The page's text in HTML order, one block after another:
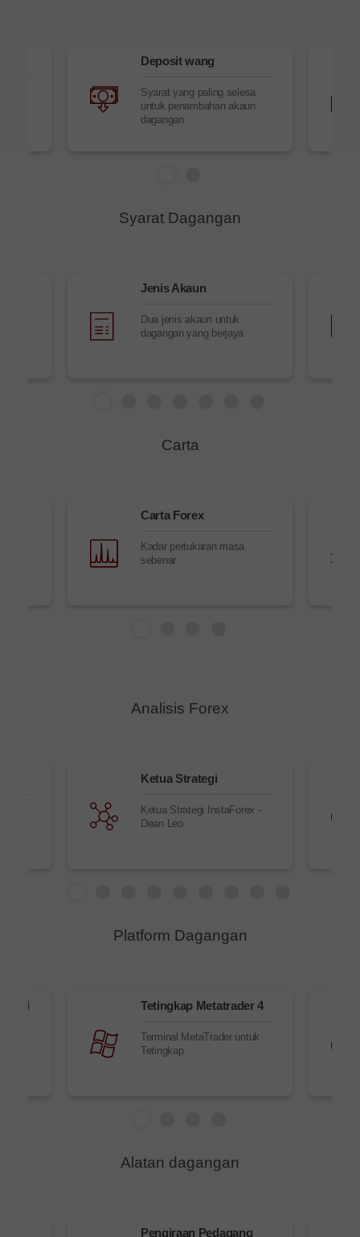
Deposit wang
Syarat yang paling selesa
untuk penambahan akaun
dagangan
Syarat Dagangan
Jenis Akaun
Dua jenis akaun untuk
dagangan yang berjaya
Carta
Carta Forex
Kadar pertukaran masa
sebenar
Analisis Forex
Ketua Strategi
Ketua Strategi InstaForex -
Dean Leo
Platform Dagangan
Tetingkap Metatrader 4
Terminal MetaTrader untuk
Tetingkap
Alatan dagangan
Pengiraan Pedagang